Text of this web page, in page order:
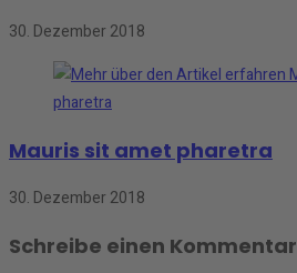
30. Dezember 2018
Mauris sit amet pharetra
30. Dezember 2018
Schreibe einen Kommentar